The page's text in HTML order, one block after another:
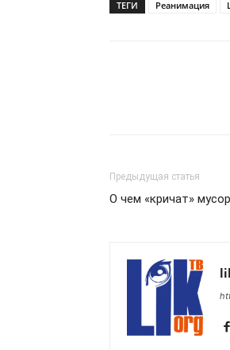
ТЕГИ Реанимация
Предыдущая статья
О чем «кричат»